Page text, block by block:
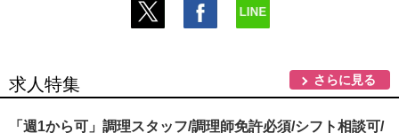
求人特集 さらに見る
「週1から可」調理スタッフ/調理師免許必須/シフト相談可/